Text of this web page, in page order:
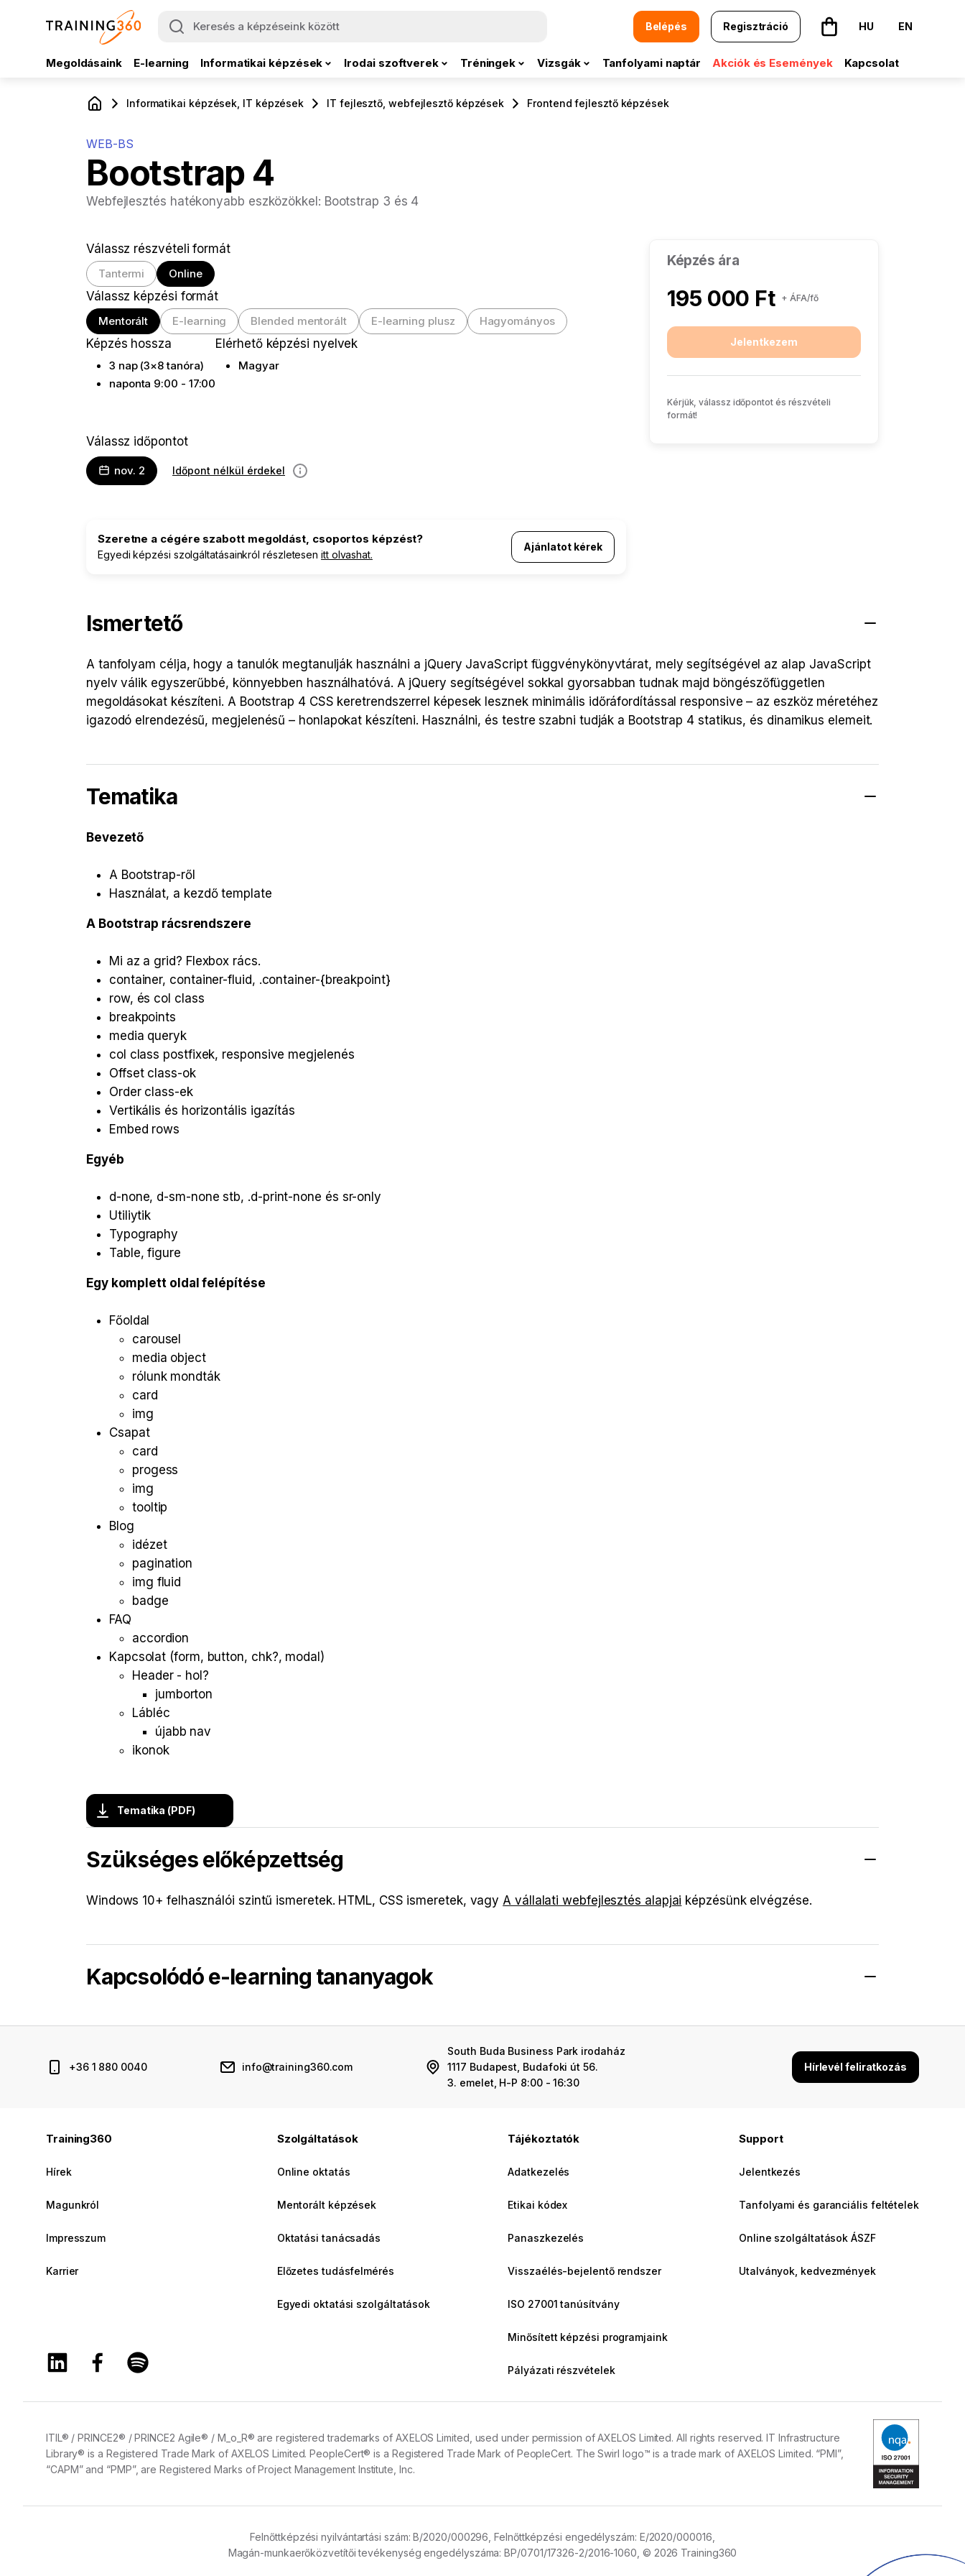
Belépés Regisztráció
A kosár üres
HU EN
Megoldásaink E-learning Informatikai képzések Irodai szoftverek Tréningek Vizsgák Tanfolyami naptár Akciók és Események Kapcsolat
Informatikai képzések, IT képzések IT fejlesztő, webfejlesztő képzések Frontend fejlesztő képzések
WEB-BS
Bootstrap 4
Webfejlesztés hatékonyabb eszközökkel: Bootstrap 3 és 4
Válassz részvételi formát
Tantermi Online
Válassz képzési formát
Mentorált E-learning Blended mentorált E-learning plusz Hagyományos
Képzés hossza
3 nap (3×8 tanóra)
naponta 9:00 - 17:00
Elérhető képzési nyelvek
Magyar
Válassz időpontot
nov. 2 Időpont nélkül érdekel
információ
Képzés ára
195 000 Ft + ÁFA/fő
Jelentkezem
Kérjük, válassz időpontot és részvételi
formát!
Szeretne a cégére szabott megoldást, csoportos képzést?
Egyedi képzési szolgáltatásainkról részletesenitt olvashat.
Ajánlatot kérek
Ismertető
A tanfolyam célja, hogy a tanulók megtanulják használni a jQuery JavaScript függvénykönyvtárat, mely segítségével az alap JavaScript
nyelv válik egyszerűbbé, könnyebben használhatóvá. A jQuery segítségével sokkal gyorsabban tudnak majd böngészőfüggetlen
megoldásokat készíteni. A Bootstrap 4 CSS keretrendszerrel képesek lesznek minimális időráfordítással responsive – az eszköz méretéhez
igazodó elrendezésű, megjelenésű – honlapokat készíteni. Használni, és testre szabni tudják a Bootstrap 4 statikus, és dinamikus elemeit.
Tematika
Bevezető
A Bootstrap-ről
Használat, a kezdő template
A Bootstrap rácsrendszere
Mi az a grid? Flexbox rács.
container, container-fluid, .container-{breakpoint}
row, és col class
breakpoints
media queryk
col class postfixek, responsive megjelenés
Offset class-ok
Order class-ek
Vertikális és horizontális igazítás
Embed rows
Egyéb
d-none, d-sm-none stb, .d-print-none és sr-only
Utiliytik
Typography
Table, figure
Egy komplett oldal felépítése
Főoldal
carousel
media object
rólunk mondták
card
img
Csapat
card
progess
img
tooltip
Blog
idézet
pagination
img fluid
badge
FAQ
accordion
Kapcsolat (form, button, chk?, modal)
Header - hol?
jumborton
Lábléc
újabb nav
ikonok
Tematika (PDF)
Szükséges előképzettség
Windows 10+ felhasználói szintű ismeretek. HTML, CSS ismeretek, vagy A vállalati webfejlesztés alapjai képzésünk elvégzése.
Kapcsolódó e-learning tananyagok
+36 1 880 0040 info@training360.com
South Buda Business Park irodaház
1117 Budapest, Budafoki út 56.
3. emelet, H-P 8:00 - 16:30
Hírlevél feliratkozás
Training360
Hírek
Magunkról
Impresszum
Karrier
Szolgáltatások
Online oktatás
Mentorált képzések
Oktatási tanácsadás
Előzetes tudásfelmérés
Egyedi oktatási szolgáltatások
Tájékoztatók
Adatkezelés
Etikai kódex
Panaszkezelés
Visszaélés-bejelentő rendszer
ISO 27001 tanúsítvány
Minősített képzési programjaink
Pályázati részvételek
Support
Jelentkezés
Tanfolyami és garanciális feltételek
Online szolgáltatások ÁSZF
Utalványok, kedvezmények
A Training360 Linkedin oldala
A Training360 Facebook oldala
ITIL® / PRINCE2® / PRINCE2 Agile® / M_o_R® are registered trademarks of AXELOS Limited, used under permission of AXELOS Limited. All rights reserved. IT Infrastructure
Library® is a Registered Trade Mark of AXELOS Limited. PeopleCert® is a Registered Trade Mark of PeopleCert. The Swirl logo™ is a trade mark of AXELOS Limited. “PMI”,
“CAPM” and “PMP”, are Registered Marks of Project Management Institute, Inc.
Felnőttképzési nyilvántartási szám:B/2020/000296,Felnőttképzési engedélyszám: E/2020/000016,
Magán-munkaerőközvetítői tevékenység engedélyszáma:BP/0701/17326-2/2016-1060, © 2026 Training360